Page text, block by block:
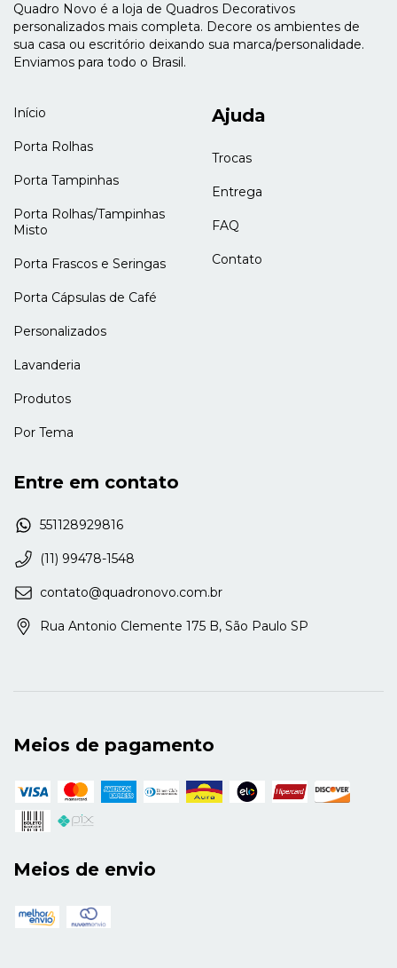
Quadro Novo é a loja de Quadros Decorativos
personalizados mais completa. Decore os ambientes de
sua casa ou escritório deixando sua marca/personalidade.
Enviamos para todo o Brasil.
Início
Porta Rolhas
Porta Tampinhas
Porta Rolhas/Tampinhas
Misto
Porta Frascos e Seringas
Porta Cápsulas de Café
Personalizados
Lavanderia
Produtos
Por Tema
Ajuda
Trocas
Entrega
FAQ
Contato
Entre em contato
551128929816
(11) 99478-1548
contato@quadronovo.com.br
Rua Antonio Clemente 175 B, São Paulo SP
Meios de pagamento
Meios de envio